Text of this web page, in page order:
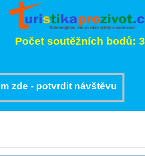
Počet soutěžních bodů: 3
zde - potvrdit návštěvu